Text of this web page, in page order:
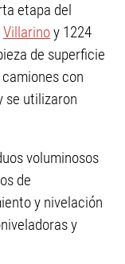
etapa del
Villarinoy 1224
de superficie
con
se utilizaron
voluminosos
de
y nivelación
y